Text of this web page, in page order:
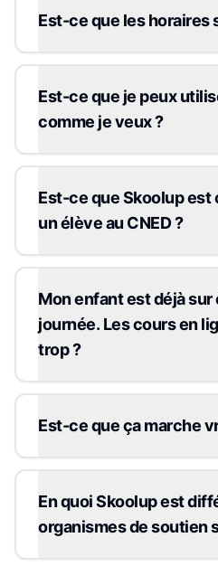
Est-ce que les horaires
Est-ce que je peux
comme je veux ?
Est-ce que Skoolup
un élève au CNED ?
Mon enfant est déjà
journée. Les cours en
trop ?
Est-ce que ça marche
En quoi Skoolup est
organismes de soutien